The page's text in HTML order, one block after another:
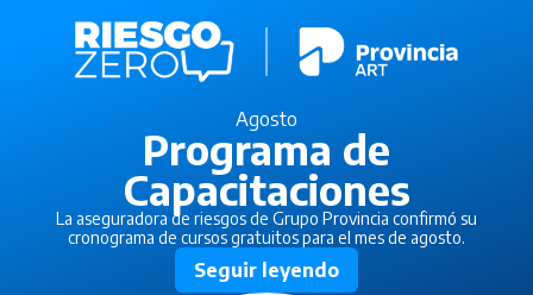
Agosto
Programa de
Capacitaciones
La aseguradora de riesgos de Grupo Provincia confirmó su
cronograma de cursos gratuitos para el mes de agosto.
Seguir leyendo